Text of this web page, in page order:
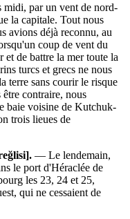
midi, par un vent de nord-
la capitale. Tout nous
avions déjà reconnu, au
coup de vent du
et de battre la mer toute la
turcs et grecs ne nous
terre sans courir le risque
contraire, nous
baie voisine de Kutchuk-
trois lieues de
— Le lendemain,
le port d'Héraclée de
les 23, 24 et 25,
qui ne cessaient de